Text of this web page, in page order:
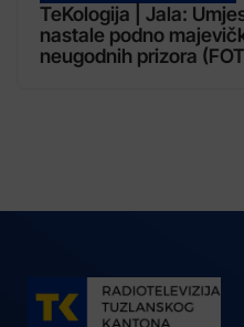
TeKologija | Jala:
nastale podno
neugodnih prizora